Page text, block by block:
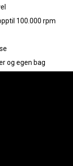
100.000 rpm
og egen bag